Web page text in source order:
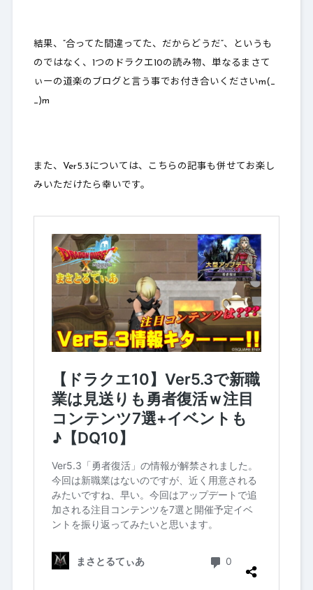
結果、”合ってた間違ってた、だからどうだ”、というも
のではなく、1つのドラクエ10の読み物、単なるまさて
ぃーの道楽のブログと言う事でお付き合いくださいm(_
_)m
また、Ver5.3については、こちらの記事も併せてお楽し
みいただけたら幸いです。